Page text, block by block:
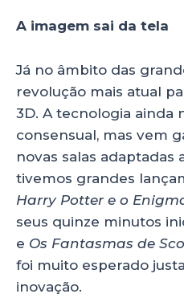
A imagem sai da tela
Já no âmbito das
revolução mais atual
3D. A tecnologia ainda
consensual, mas vem
novas salas adaptadas
tivemos grandes
Harry Potter e o
seus quinze minutos
e Os Fantasmas de
foi muito esperado
inovação.